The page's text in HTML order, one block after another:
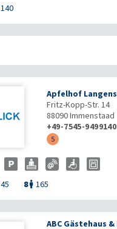
140
Apfelhof
Fritz-Kopp-Str. 14
88090Immenstaad
+49-7545-9499140
5
45 8 165
ABC Gästehaus